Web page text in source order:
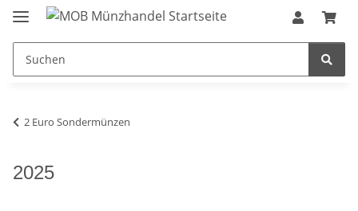
2 Euro Sondermünzen
2025